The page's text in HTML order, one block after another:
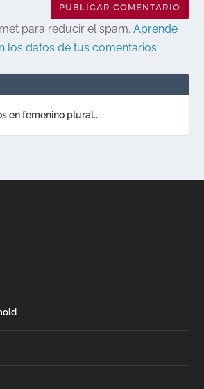
para reducir el spam.Aprende
los datos de tus comentarios.
en femenino plural...